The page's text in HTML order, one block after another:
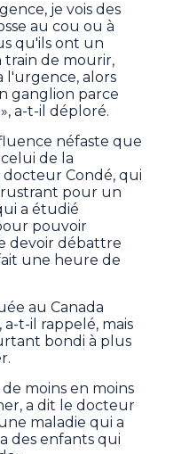
je vois des
au cou ou à
qu'ils ont un
train de mourir,
l'urgence, alors
ganglion parce
a-t-il déploré.
néfaste que
de la
Condé, qui
pour un
a étudié
pouvoir
devoir débattre
une heure de
au Canada
t-il rappelé, mais
bondi à plus
moins en moins
a dit le docteur
maladie qui a
des enfants qui